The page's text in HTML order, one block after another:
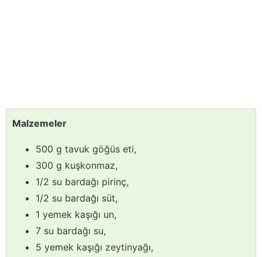
Malzemeler
500 g tavuk göğüs eti,
300 g kuşkonmaz,
1/2 su bardağı pirinç,
1/2 su bardağı süt,
1 yemek kaşığı un,
7 su bardağı su,
5 yemek kaşığı zeytinyağı,